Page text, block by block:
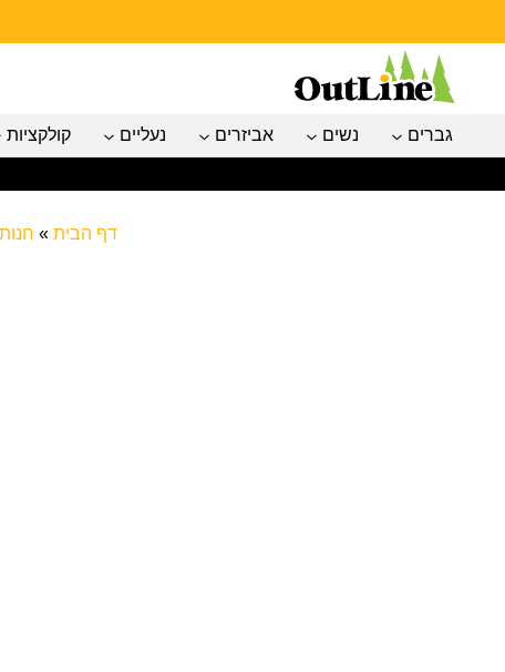
גברים נשים אביזרים נעליים קולקציות
דף הבית » חנות